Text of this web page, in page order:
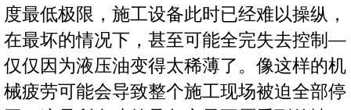
度最低极限，施工设备此时已经难以操纵，
在最坏的情况下，甚至可能全完失去控制—
仅仅因为液压油变得太稀薄了。像这样的机
械疲劳可能会导致整个施工现场被迫全部停